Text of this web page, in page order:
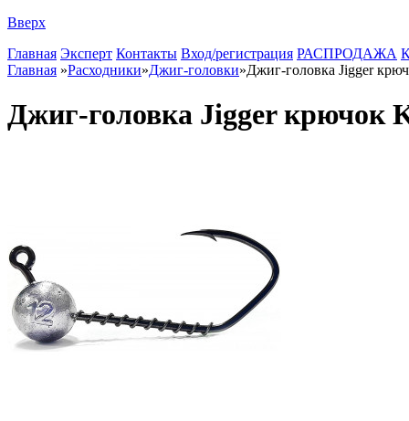
Вверх
Главная Эксперт Контакты Вход/регистрация РАСПРОДАЖА
Главная »Расходники»Джиг-головки»Джиг-головка Jigger
Джиг-головка Jigger крючок